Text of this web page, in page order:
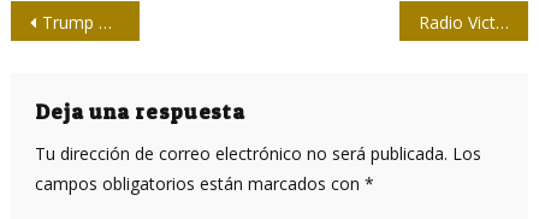
Navegación
entradas
Trump apuesta por Youtube en su campaña por la reelección Radio Victoria de Girón: arma de la Revolución
Deja una respuesta
Tu dirección de correo electrónico no será publicada. Los
campos obligatorios están marcados con *